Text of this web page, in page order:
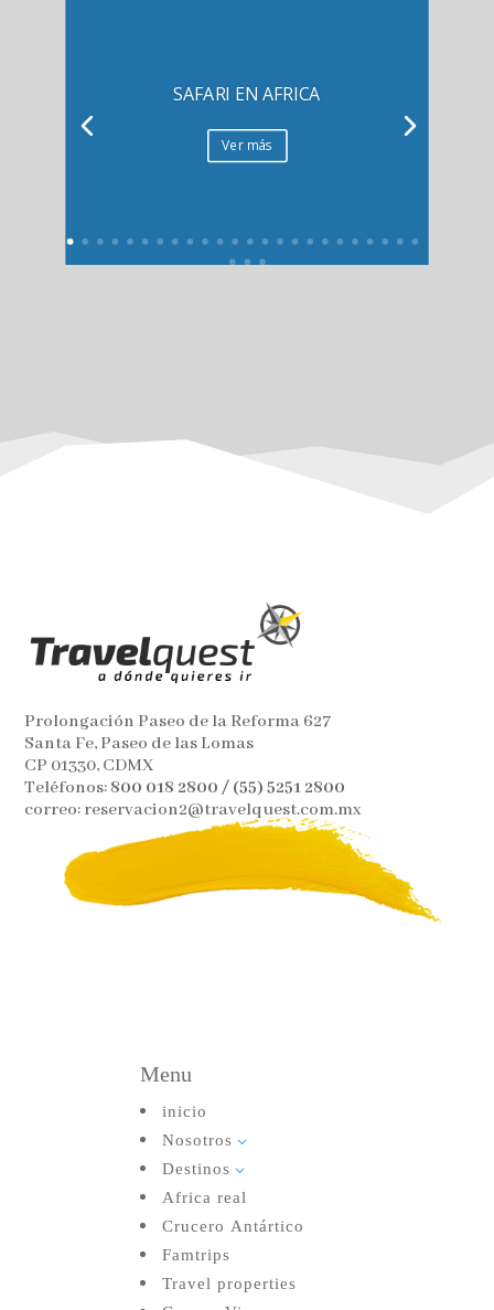
SAFARI EN AFRICA
Ver más
Prolongación Paseo de la Reforma 627
Santa Fe, Paseo de las Lomas
CP 01330, CDMX
Teléfonos: 800 018 2800 / (55) 5251 2800
correo: reservacion2@travelquest.com.mx
Menu
inicio
Nosotros 3
Destinos 3
Africa real
Crucero Antártico
Famtrips
Travel properties